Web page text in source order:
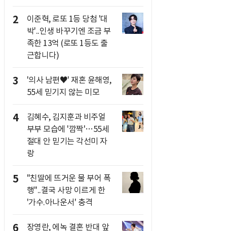
2
이준혁, 로또 1등 당첨 '대
박'..인생 바꾸기엔 조금 부
족한 13억 (로또 1등도 출
근합니다)
3
'의사 남편♥' 재혼 윤해영,
55세 믿기지 않는 미모
4
김혜수, 김지훈과 비주얼
부부 모습에 '깜짝'…55세
절대 안 믿기는 각선미 자
랑
5
"친딸에 뜨거운 물 부어 폭
행"..결국 사망 이르게 한
'가수.아나운서' 충격
6 장영란, 에녹 결혼 반대 앞